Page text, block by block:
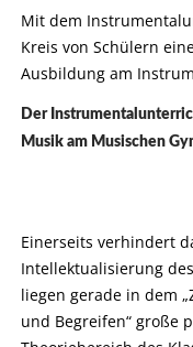
Mit dem
Kreis von Schülern
Ausbildung am
Der
Musik am Musischen
Einerseits verhindert
Intellektualisierung
liegen gerade in dem
und Begreifen“ große